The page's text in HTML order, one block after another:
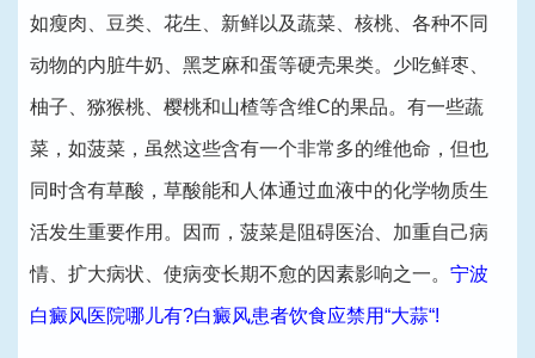
如瘦肉、豆类、花生、新鲜以及蔬菜、核桃、各种不同
动物的内脏牛奶、黑芝麻和蛋等硬壳果类。少吃鲜枣、
柚子、猕猴桃、樱桃和山楂等含维C的果品。有一些蔬
菜，如菠菜，虽然这些含有一个非常多的维他命，但也
同时含有草酸，草酸能和人体通过血液中的化学物质生
活发生重要作用。因而，菠菜是阻碍医治、加重自己病
情、扩大病状、使病变长期不愈的因素影响之一。宁波
白癜风医院哪儿有?白癜风患者饮食应禁用“大蒜“!